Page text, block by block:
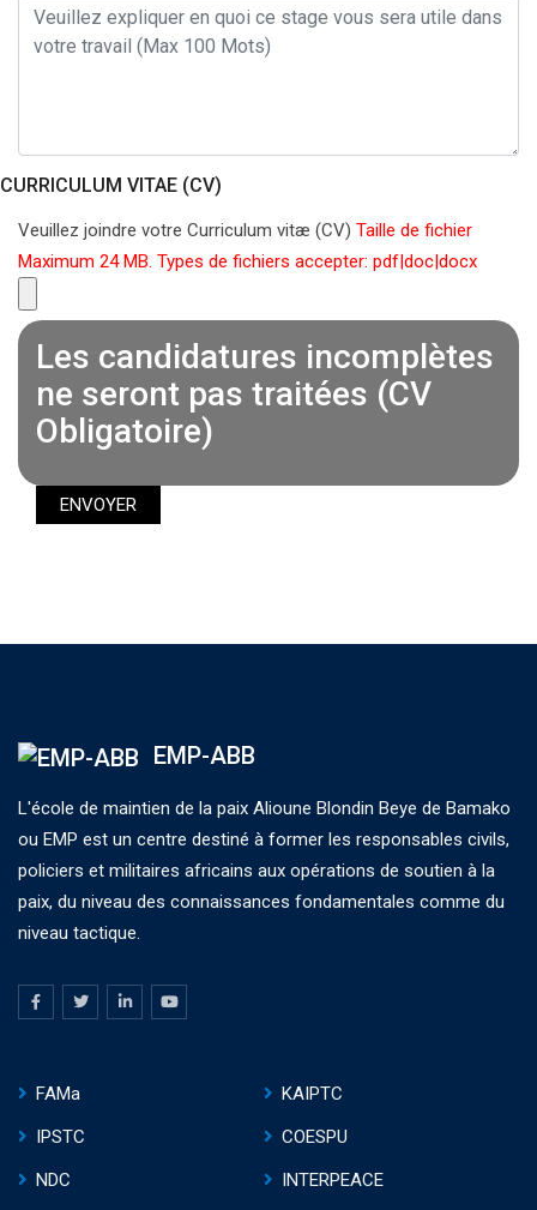
CURRICULUM VITAE (CV)
Veuillez joindre votre Curriculum vitæ (CV) Taille de fichier
Maximum 24 MB. Types de fichiers accepter: pdf|doc|docx
Les candidatures incomplètes
ne seront pas traitées (CV
Obligatoire)
EMP-ABB
L'école de maintien de la paix Alioune Blondin Beye de Bamako
ou EMP est un centre destiné à former les responsables civils,
policiers et militaires africains aux opérations de soutien à la
paix, du niveau des connaissances fondamentales comme du
niveau tactique.
FAMa
KAIPTC
IPSTC
COESPU
NDC
INTERPEACE